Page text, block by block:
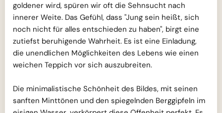
goldener wird, spüren wir oft die Sehnsucht nach
innerer Weite. Das Gefühl, dass "Jung sein heißt, sich
noch nicht für alles entschieden zu haben", birgt eine
zutiefst beruhigende Wahrheit. Es ist eine Einladung,
die unendlichen Möglichkeiten des Lebens wie einen
weichen Teppich vor sich auszubreiten.
Die minimalistische Schönheit des Bildes, mit seinen
sanften Minttönen und den spiegelnden Berggipfeln im